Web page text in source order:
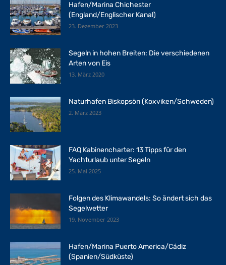
Hafen/Marina Chichester
(England/Englischer Kanal)
23. Dezember 2023
Segeln in hohen Breiten: Die verschiedenen
Arten von Eis
13. März 2020
Naturhafen Biskopsön (Koxviken/Schweden)
2. März 2023
FAQ Kabinencharter: 13 Tipps für den
Yachturlaub unter Segeln
25. Mai 2025
Folgen des Klimawandels: So ändert sich das
Segelwetter
19. November 2023
Hafen/Marina Puerto America/Cádiz
(Spanien/Südküste)